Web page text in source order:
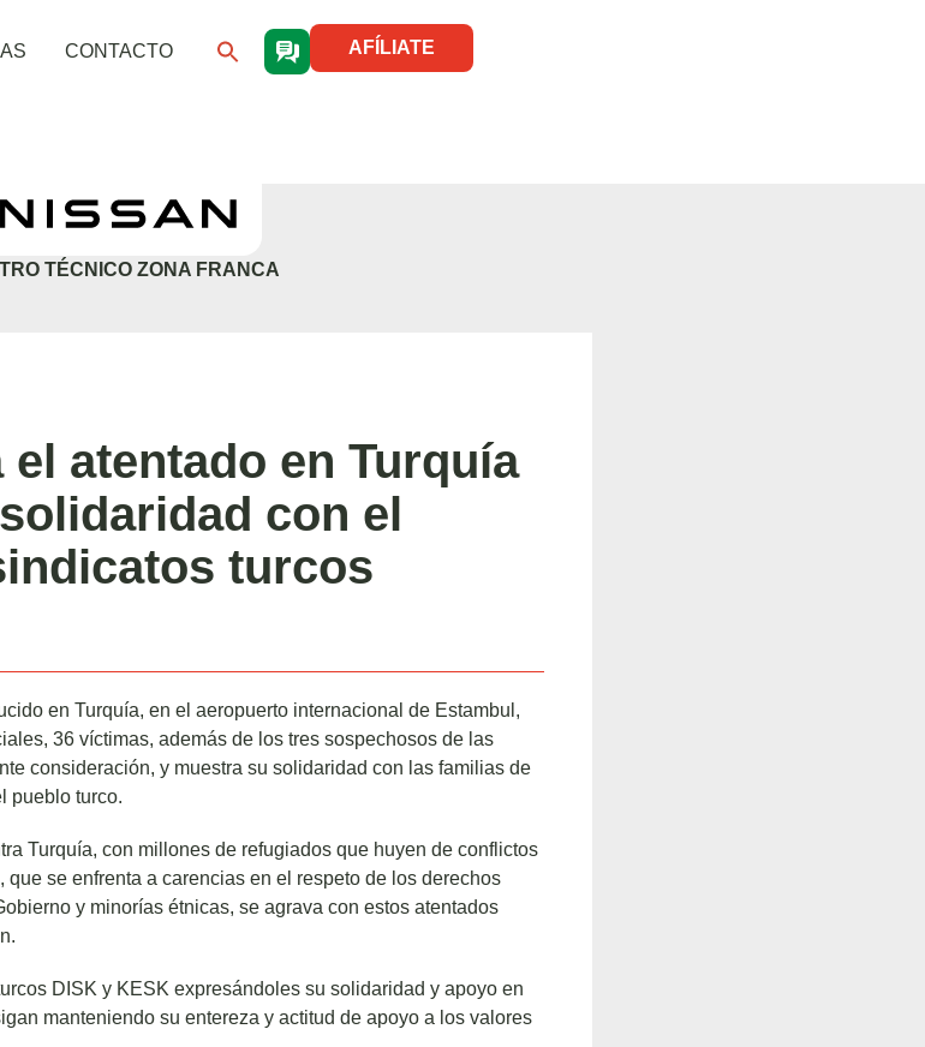
CONTACTO AFÍLIATE
TÉCNICO ZONA FRANCA
el atentado en Turquía
con el
turcos
en Turquía, en el aeropuerto internacional de Estambul,
36 víctimas, además de los tres sospechosos de las
consideración, y muestra su solidaridad con las familias de
pueblo turco.
Turquía, con millones de refugiados que huyen de conflictos
se enfrenta a carencias en el respeto de los derechos
y minorías étnicas, se agrava con estos atentados
DISK y KESK expresándoles su solidaridad y apoyo en
manteniendo su entereza y actitud de apoyo a los valores